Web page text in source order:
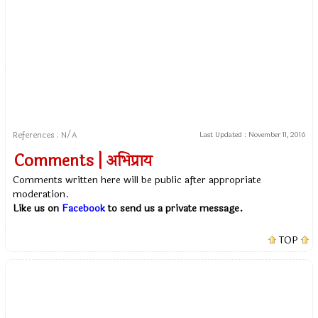
References : N/A Last Updated : November 11, 2016
Comments | अभिप्राय
Comments written here will be public after appropriate
moderation.
Like us on Facebookto send us a private message.
TOP